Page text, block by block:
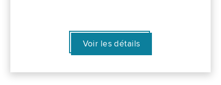
Voir les détails